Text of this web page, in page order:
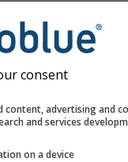
consent
content, advertising and
and services
on a device